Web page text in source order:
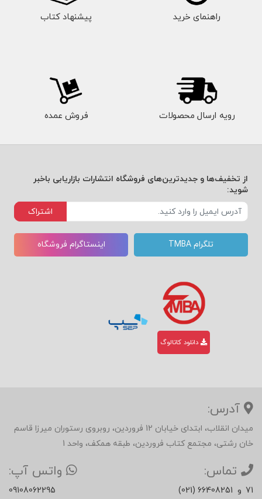
راهنمای خرید پیشنهاد کتاب
رویه ارسال محصولات فروش عمده
از تخفیف‌ها و جدیدترین‌های فروشگاه انتشارات بازاریابی باخبر
شوید:
اشتراک
تلگرام TMBA اینستاگرام فروشگاه
دانلود کاتالوگ
آدرس:
میدان انقلاب، ابتدای خیابان 12 فروردین، روبروی رستوران میرزا قاسم
خان رشتی، مجتمع کتاب فروردین، طبقه همکف، واحد 1
تماس:
(021) 66408251 و 71
واتس آپ:
09108062295